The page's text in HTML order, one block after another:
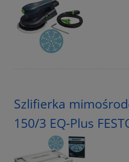
Szlifierka
150/3 EQ-Plus